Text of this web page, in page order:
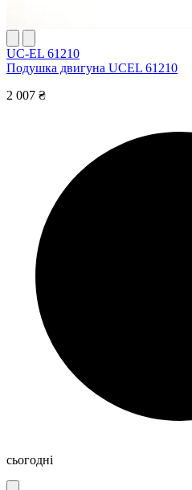
UC-EL 61210
Подушка двигуна UCEL 61210
2 007 ₴
сьогодні